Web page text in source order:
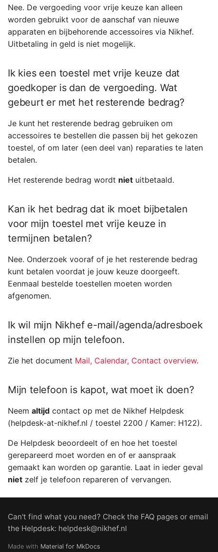
Nee. De vergoeding voor vrije keuze kan alleen
worden gebruikt voor de aanschaf van nieuwe
apparaten en bijbehorende accessoires via Nikhef.
Uitbetaling in geld is niet mogelijk.
Ik kies een toestel met vrije keuze dat
goedkoper is dan de vergoeding. Wat
gebeurt er met het resterende bedrag?
Je kunt het resterende bedrag gebruiken om
accessoires te bestellen die passen bij het gekozen
toestel, of om later (een deel van) reparaties te laten
betalen.
Het resterende bedrag wordt niet uitbetaald.
Kan ik het bedrag dat ik moet bijbetalen
voor mijn toestel met vrije keuze in
termijnen betalen?
Nee. Onderzoek vooraf of je het resterende bedrag
kunt betalen voordat je jouw keuze doorgeeft.
Eenmaal bestelde toestellen moeten worden
afgenomen.
Ik wil mijn Nikhef e-mail/agenda/adresboek
instellen op mijn telefoon.
Zie het document Mail, Calendar, Contact overview.
Mijn telefoon is kapot, wat moet ik doen?
Neem altijd contact op met de Nikhef Helpdesk
(helpdesk-at-nikhef.nl / toestel 2200 / Kamer: H122).
De Helpdesk beoordeelt of en hoe het toestel
gerepareerd moet worden en of er aanspraak
gemaakt kan worden op garantie. Laat in ieder geval
niet zelf je telefoon repareren of vervangen.
Can't find what you need? Check the FAQ pages or email
the Helpdesk: helpdesk@nikhef.nl
Made with Material for MkDocs